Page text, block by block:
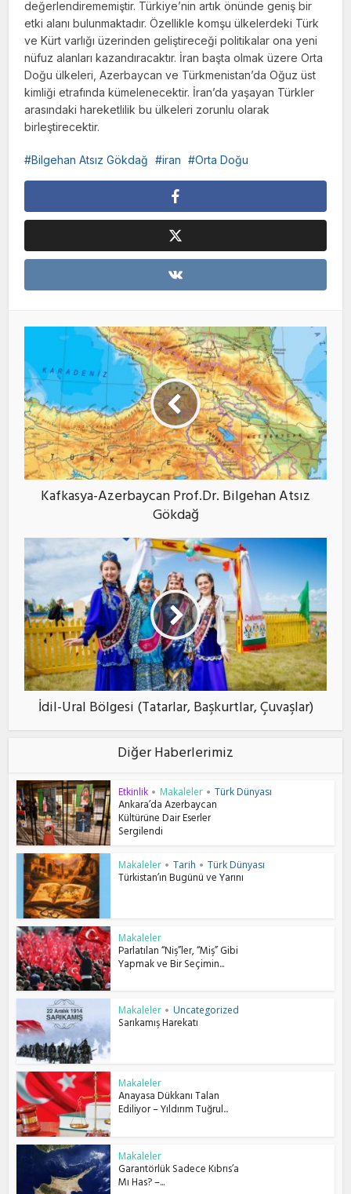
değerlendirememiştir. Türkiye’nin artık önünde geniş bir
etki alanı bulunmaktadır. Özellikle komşu ülkelerdeki Türk
ve Kürt varlığı üzerinden geliştireceği politikalar ona yeni
nüfuz alanları kazandıra­caktır. İran başta olmak üzere Orta
Doğu ül­keleri, Azerbaycan ve Türkmenistan’da Oğuz üst
kimliği etrafında kümelenecektir. İran’da yaşayan Türkler
arasındaki hareketlilik bu ül­keleri zorunlu olarak
birleştirecektir.
Bilgehan Atsız Gökdağ iran Orta Doğu
Kafkasya-Azerbaycan Prof.Dr. Bilgehan Atsız
Gökdağ
İdil-Ural Bölgesi (Tatarlar, Başkurtlar, Çuvaşlar)
Diğer Haberlerimiz
Etkinlik • Makaleler • Türk Dünyası
Ankara’da Azerbaycan
Kültürüne Dair Eserler
Sergilendi
Makaleler • Tarih • Türk Dünyası
Türkistan’ın Bugünü ve Yarını
Makaleler
Parlatılan “Niş”ler, “Miş” Gibi
Yapmak ve Bir Seçimin...
Makaleler • Uncategorized
Sarıkamış Harekatı
Makaleler
Anayasa Dükkanı Talan
Ediliyor – Yıldırım Tuğrul...
Makaleler
Garantörlük Sadece Kıbrıs’a
Mı Has? –...